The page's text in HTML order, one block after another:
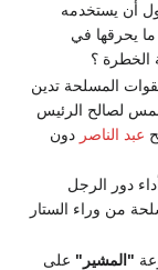
أن يستخدمه
يحرقها في
الخطرة ؟
المسلحة تدين
لصالح الرئيس
عبد الناصر دون
دور الرجل
من وراء الستار
"المشير" على